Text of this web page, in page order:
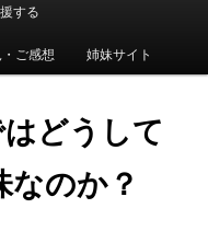
する
ご感想 姉妹サイト
どうして
のか？